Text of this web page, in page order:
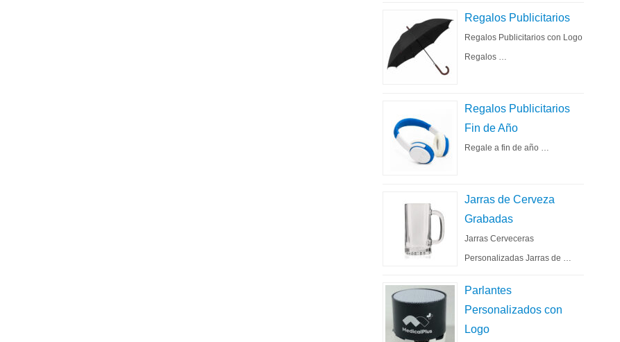
Regalos Publicitarios
Regalos Publicitarios con Logo
Regalos …
Regalos Publicitarios
Fin de Año
Regale a fin de año …
Jarras de Cerveza
Grabadas
Jarras Cerveceras
Personalizadas Jarras de …
Parlantes
Personalizados con
Logo